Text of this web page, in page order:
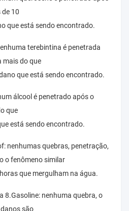
10
que está sendo encontrado.
terebintina é penetrada
mais do que
que está sendo encontrado.
álcool é penetrado após o
que
está sendo encontrado.
nenhumas quebras, penetração,
o fenômeno similar
que mergulham na água.
8.Gasoline: nenhuma quebra, o
são